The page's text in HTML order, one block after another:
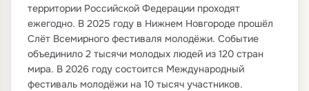
территории Российской Федерации проходят
ежегодно. В 2025 году в Нижнем Новгороде прошёл
Слёт Всемирного фестиваля молодёжи. Событие
объединило 2 тысячи молодых людей из 120 стран
мира. В 2026 году состоится Международный
фестиваль молодёжи на 10 тысяч участников.